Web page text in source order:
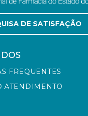
DE SATISFAÇÃO
FREQUENTES
ATENDIMENTO